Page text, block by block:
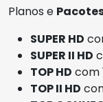
Planos e
SUPER HD
SUPER II HD
TOP HD com
TOP II HD